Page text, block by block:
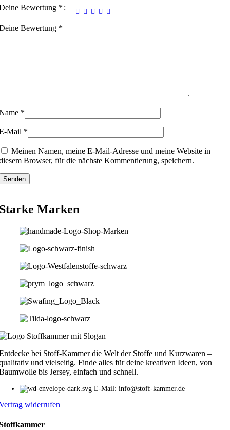
Bewertung *
Bewertung *
*
Mail *
Meinen Namen, meine E-Mail-Adresse und meine Website in
Browser, für die nächste Kommentierung, speichern.
Marken
bei Stoff-Kammer die Welt der Stoffe und Kurzwaren –
und vielseitig. Finde alles für deine kreativen Ideen, von
bis Jersey, einfach und schnell.
E-Mail: info@stoff-kammer.de
widerrufen